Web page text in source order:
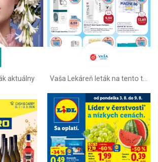
aktuálny